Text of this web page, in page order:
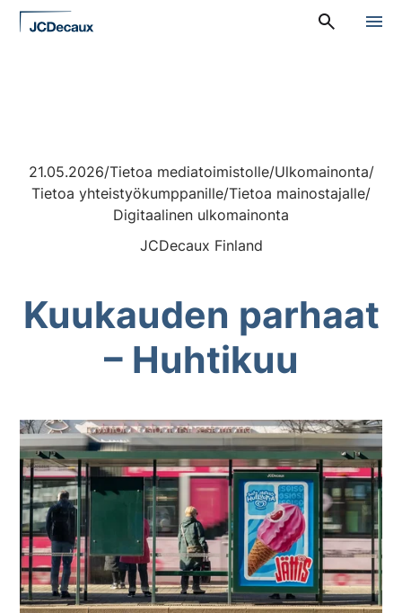
Siirry
suoraan
A
o
i
k
k
21.05.2026/Tietoa mediatoimistolle/Ulkomainonta/
Tietoa yhteistyökumppanille/Tietoa mainostajalle/
Digitaalinen ulkomainonta
JCDecaux Finland
Kuukauden parhaat
– Huhtikuu